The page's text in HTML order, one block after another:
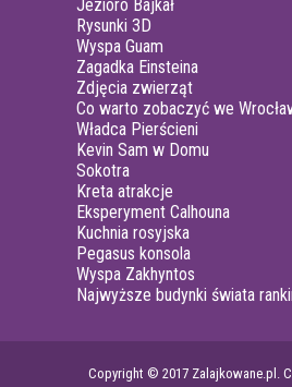
Jezioro Bajkał
Rysunki 3D
Wyspa Guam
Zagadka Einsteina
Zdjęcia zwierząt
Co warto zobaczyć we
Władca Pierścieni
Kevin Sam w Domu
Sokotra
Kreta atrakcje
Eksperyment Calhouna
Kuchnia rosyjska
Pegasus konsola
Wyspa Zakhyntos
Najwyższe budynki świata
Copyright © 2017 Zalajkowane.pl.